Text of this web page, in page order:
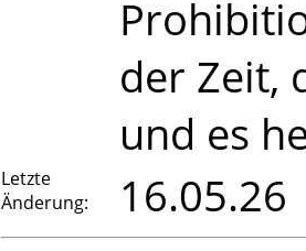
der Zeit,
und es
Letzte
Änderung:
16.05.26